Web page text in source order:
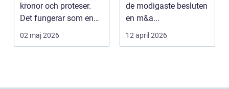
kronor och proteser.
Det fungerar som en
förlängning ...
02 maj 2026
de modigaste besluten
en m&a...
12 april 2026